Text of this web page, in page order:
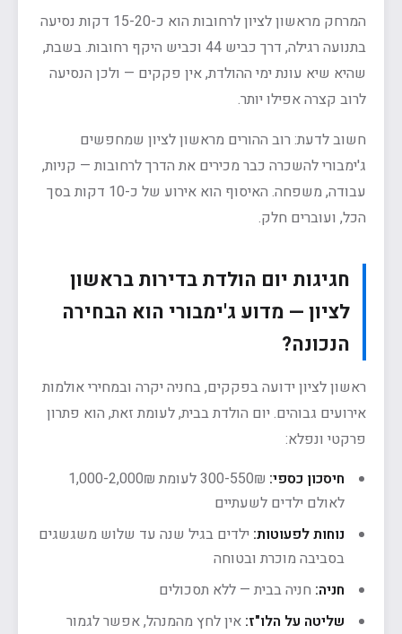
המרחק מראשון לציון לרחובות הוא כ-15-20 דקות נסיעה
בתנועה רגילה, דרך כביש 44 וכביש היקף רחובות. בשבת,
שהיא שיא עונת ימי ההולדת, אין פקקים — ולכן הנסיעה
לרוב קצרה אפילו יותר.
חשוב לדעת: רוב ההורים מראשון לציון שמחפשים
ג'ימבורי להשכרה כבר מכירים את הדרך לרחובות — קניות,
עבודה, משפחה. האיסוף הוא אירוע של כ-10 דקות בסך
הכל, ועוברים חלק.
חגיגות יום הולדת בדירות בראשון
לציון — מדוע ג'ימבורי הוא הבחירה
הנכונה?
ראשון לציון ידועה בפקקים, בחניה יקרה ובמחירי אולמות
אירועים גבוהים. יום הולדת בבית, לעומת זאת, הוא פתרון
פרקטי ונפלא:
חיסכון כספי:
300-550₪ לעומת 1,000-2,000₪
לאולם ילדים לשעתיים
נוחות לפעוטות: ילדים בגיל שנה עד שלוש משגשגים
בסביבה מוכרת ובטוחה
חניה: חניה בבית — ללא תסכולים
שליטה על הלו"ז: אין לחץ מהמנהל, אפשר לגמור